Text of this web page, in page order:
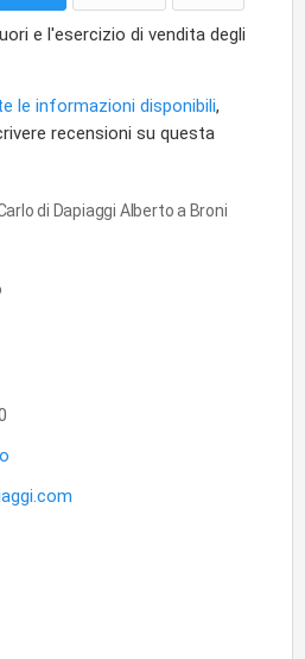
e l'esercizio di vendita degli
le informazioni disponibili,
recensioni su questa
di Dapiaggi Alberto a Broni